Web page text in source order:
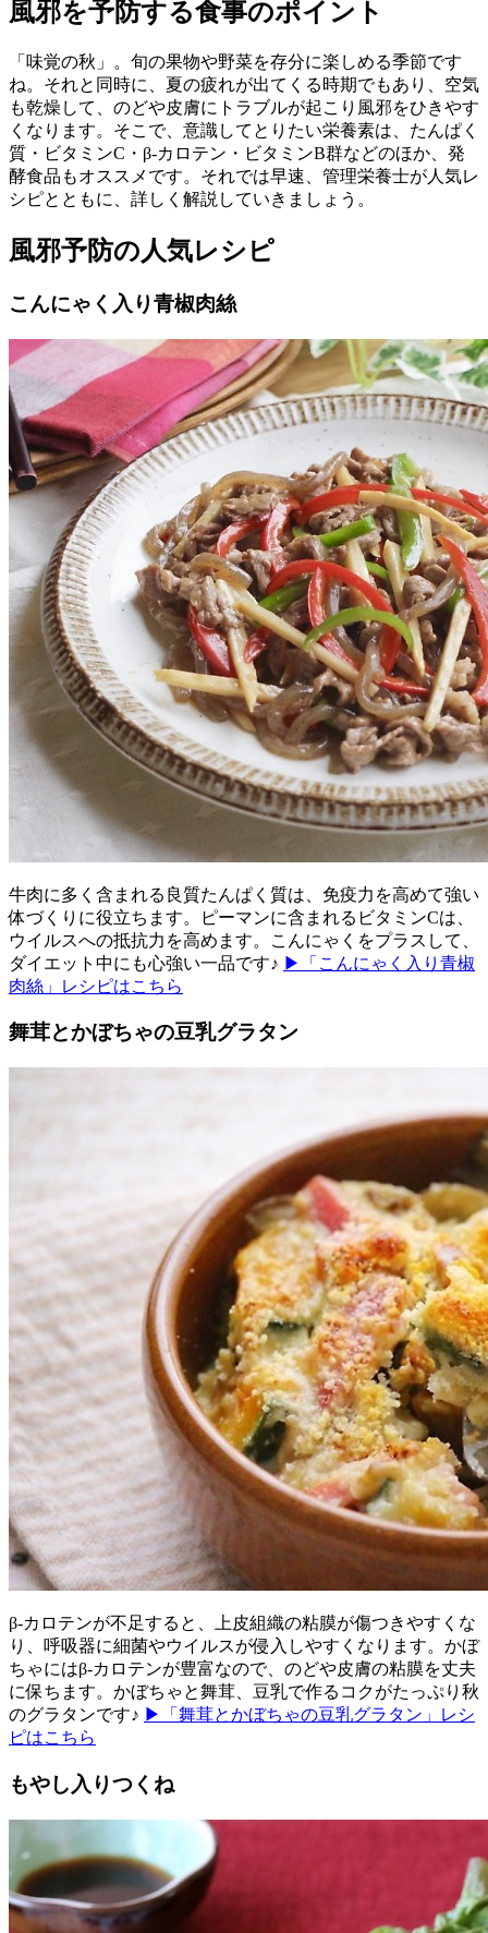
風邪を予防する食事のポイント
「味覚の秋」。旬の果物や野菜を存分に楽しめる季節です
ね。それと同時に、夏の疲れが出てくる時期でもあり、空気
も乾燥して、のどや皮膚にトラブルが起こり風邪をひきやす
くなります。そこで、意識してとりたい栄養素は、たんぱく
質・ビタミンC・β-カロテン・ビタミンB群などのほか、発
酵食品もオススメです。それでは早速、管理栄養士が人気レ
シピとともに、詳しく解説していきましょう。
風邪予防の人気レシピ
こんにゃく入り青椒肉絲
牛肉に多く含まれる良質たんぱく質は、免疫力を高めて強い
体づくりに役立ちます。ピーマンに含まれるビタミンCは、
ウイルスへの抵抗力を高めます。こんにゃくをプラスして、
ダイエット中にも心強い一品です♪ ▶「こんにゃく入り青椒
肉絲」レシピはこちら
舞茸とかぼちゃの豆乳グラタン
β-カロテンが不足すると、上皮組織の粘膜が傷つきやすくな
り、呼吸器に細菌やウイルスが侵入しやすくなります。かぼ
ちゃにはβ-カロテンが豊富なので、のどや皮膚の粘膜を丈夫
に保ちます。かぼちゃと舞茸、豆乳で作るコクがたっぷり秋
のグラタンです♪ ▶「舞茸とかぼちゃの豆乳グラタン」レシ
ピはこちら
もやし入りつくね